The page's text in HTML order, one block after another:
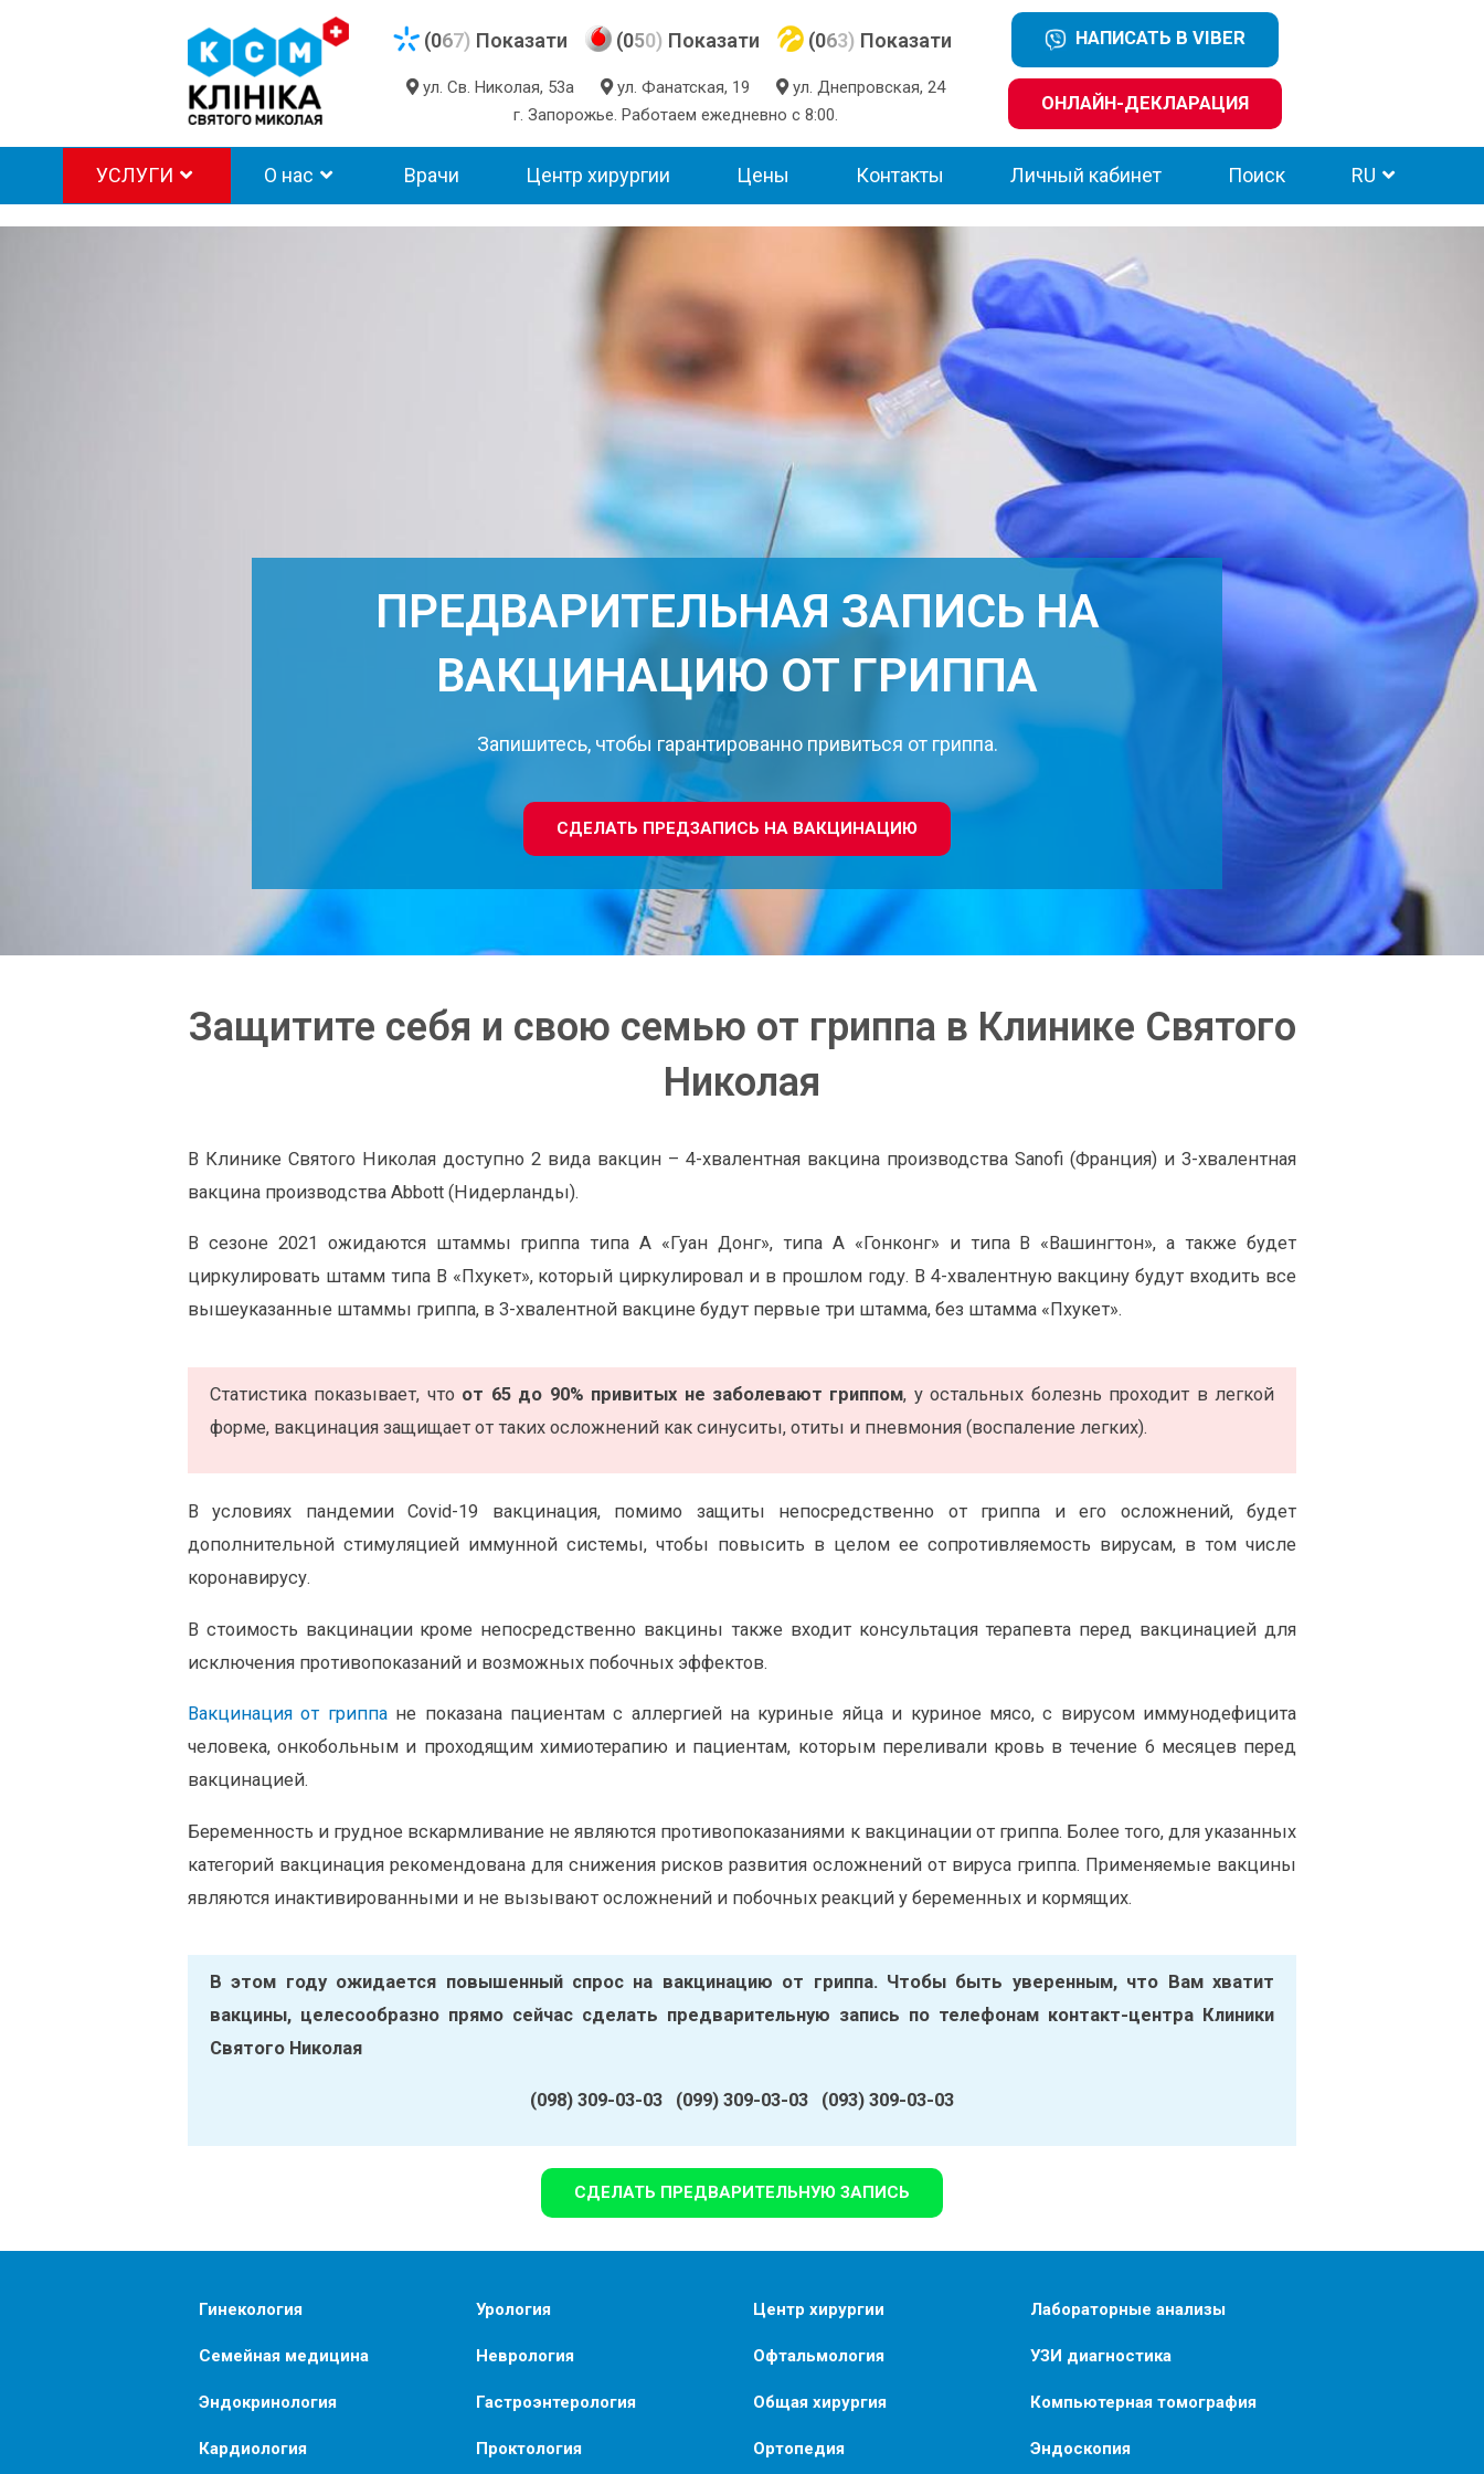
(067) Показати (050) Показати
ул. Св. Николая, 53а ул. Фанатская, 19
ул. Днепровская, 24
г. Запорожье. Работаем ежедневно с 8:00.
(063) Показати НАПИСАТЬ В VIBER
ОНЛАЙН-ДЕКЛАРАЦИЯ
УСЛУГИ О нас Врачи Центр хирургии Цены Контакты Личный кабинет Поиск RU
ПРЕДВАРИТЕЛЬНАЯ ЗАПИСЬ НА
ВАКЦИНАЦИЮ ОТ ГРИППА
Запишитесь, чтобы гарантированно привиться от гриппа.
СДЕЛАТЬ ПРЕДЗАПИСЬ НА ВАКЦИНАЦИЮ
Защитите себя и свою семью от гриппа в Клинике Святого
Николая
В Клинике Святого Николая доступно 2 вида вакцин – 4-хвалентная вакцина производства Sanofi (Франция) и 3-хвалентная
вакцина производства Abbott (Нидерланды).
В сезоне 2021 ожидаются штаммы гриппа типа А «Гуан Донг», типа А «Гонконг» и типа В «Вашингтон», а также будет
циркулировать штамм типа В «Пхукет», который циркулировал и в прошлом году. В 4-хвалентную вакцину будут входить все
вышеуказанные штаммы гриппа, в 3-хвалентной вакцине будут первые три штамма, без штамма «Пхукет».
Статистика показывает, что от 65 до 90% привитых не заболевают гриппом, у остальных болезнь проходит в легкой
форме, вакцинация защищает от таких осложнений как синуситы, отиты и пневмония (воспаление легких).
В условиях пандемии Covid-19 вакцинация, помимо защиты непосредственно от гриппа и его осложнений, будет
дополнительной стимуляцией иммунной системы, чтобы повысить в целом ее сопротивляемость вирусам, в том числе
коронавирусу.
В стоимость вакцинации кроме непосредственно вакцины также входит консультация терапевта перед вакцинацией для
исключения противопоказаний и возможных побочных эффектов.
Вакцинация от гриппане показана пациентам с аллергией на куриные яйца и куриное мясо, с вирусом иммунодефицита
человека, онкобольным и проходящим химиотерапию и пациентам, которым переливали кровь в течение 6 месяцев перед
вакцинацией.
Беременность и грудное вскармливание не являются противопоказаниями к вакцинации от гриппа. Более того, для указанных
категорий вакцинация рекомендована для снижения рисков развития осложнений от вируса гриппа. Применяемые вакцины
являются инактивированными и не вызывают осложнений и побочных реакций у беременных и кормящих.
В этом году ожидается повышенный спрос на вакцинацию от гриппа. Чтобы быть уверенным, что Вам хватит
вакцины, целесообразно прямо сейчас сделать предварительную запись по телефонам контакт-центра Клиники
Святого Николая
(098) 309-03-03 (099) 309-03-03 (093) 309-03-03
СДЕЛАТЬ ПРЕДВАРИТЕЛЬНУЮ ЗАПИСЬ
Гинекология
Семейная медицина
Эндокринология
Кардиология
Урология
Неврология
Гастроэнтерология
Проктология
Центр хирургии
Офтальмология
Общая хирургия
Ортопедия
Лабораторные анализы
УЗИ диагностика
Компьютерная томография
Эндоскопия